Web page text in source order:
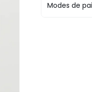
Modes de